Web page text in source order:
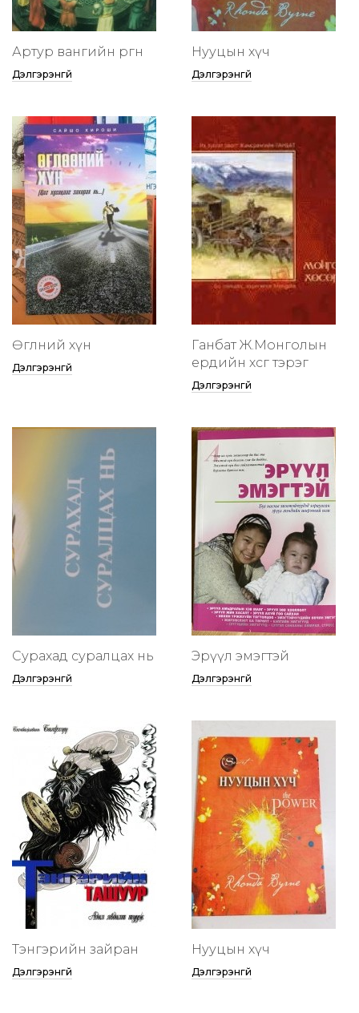
Артур вангийн өргөөнөө
Дэлгэрэнгүй
Нууцын хүч
Дэлгэрэнгүй
Өглөөний хүн
Дэлгэрэнгүй
Ганбат Ж.Монголын
ердийн хөсөг тэрэг
Дэлгэрэнгүй
Сурахад суралцах нь
Дэлгэрэнгүй
Эрүүл эмэгтэй
Дэлгэрэнгүй
Тэнгэрийн зайран
Дэлгэрэнгүй
Нууцын хүч
Дэлгэрэнгүй